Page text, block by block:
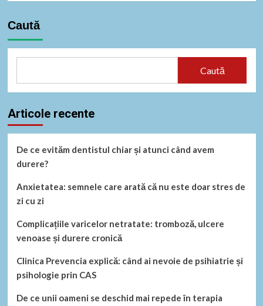
Caută
Caută
Articole recente
De ce evităm dentistul chiar și atunci când avem
durere?
Anxietatea: semnele care arată că nu este doar stres de
zi cu zi
Complicațiile varicelor netratate: tromboză, ulcere
venoase și durere cronică
Clinica Prevencia explică: când ai nevoie de psihiatrie și
psihologie prin CAS
De ce unii oameni se deschid mai repede în terapia